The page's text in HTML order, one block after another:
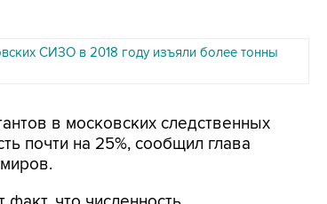
СИЗО в 2018 году изъяли более тонны
в московских следственных
почти на 25%, сообщил глава